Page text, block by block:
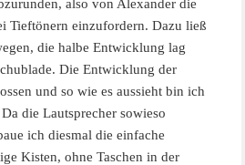
also von Alexander die
Tieftönern einzufordern. Dazu ließ
die halbe Entwicklung lag
Die Entwicklung der
und so wie es aussieht bin ich
die Lautsprecher sowieso
ich diesmal die einfache
Kisten, ohne Taschen in der